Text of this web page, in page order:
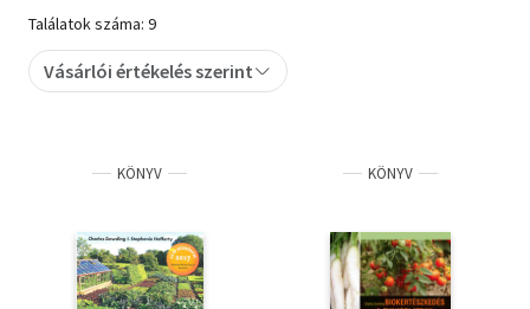
Művészet
Szakkönyv
Tankönyv, segédkönyv
Társadalomtudomány
Természettudomány
Találatok száma: 9
Vásárlói értékelés szerint
KÖNYV KÖNYV